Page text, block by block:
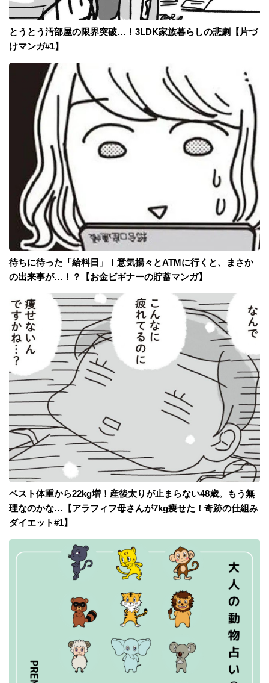
とうとう汚部屋の限界突破…！3LDK家族暮らしの悲劇【片づ
けマンガ#1】
待ちに待った「給料日」！意気揚々とATMに行くと、まさか
の出来事が…！？【お金ビギナーの貯蓄マンガ】
ベスト体重から22kg増！産後太りが止まらない48歳。もう無
理なのかな…【アラフィフ母さんが7kg痩せた！奇跡の仕組み
ダイエット#1】